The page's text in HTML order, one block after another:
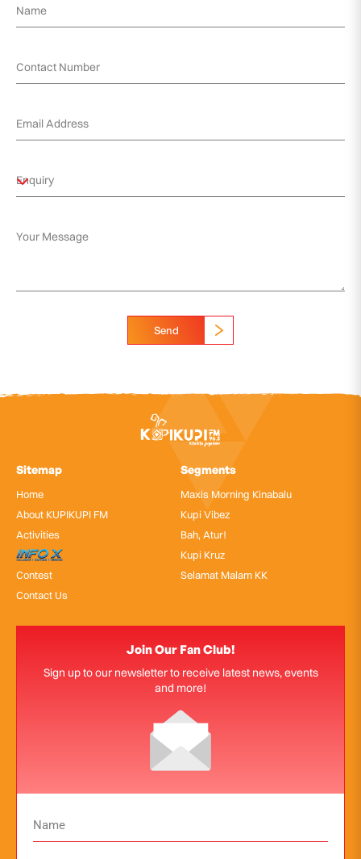
Send
Sitemap
Home
About KUPIKUPI FM
Activities
InfoX
Contest
Contact Us
Segments
Maxis Morning Kinabalu
Kupi Vibez
Bah, Atur!
Kupi Kruz
Selamat Malam KK
Join Our Fan Club!
Sign up to our newsletter to receive latest news, events
and more!